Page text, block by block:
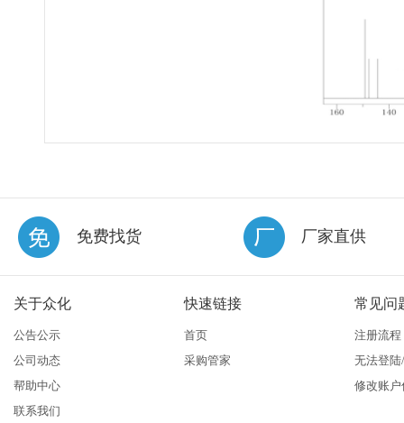
免费找货 厂家直供
关于众化
公告公示
公司动态
帮助中心
联系我们
快速链接
首页
采购管家
常见问
注册流程
无法登
修改账户